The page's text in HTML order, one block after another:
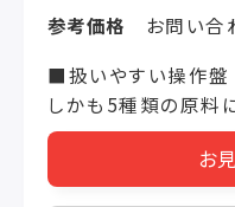
参考価格
お問い合
■扱いやすい操作盤
しかも5種類の原料
ィ豊富なライスケー
AP-
AP-
お